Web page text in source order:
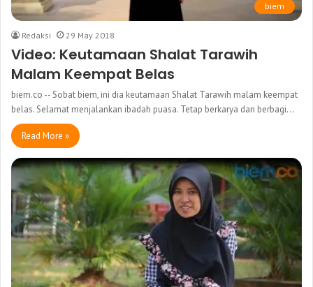
biem
Redaksi 29 May 2018
Video: Keutamaan Shalat Tarawih
Malam Keempat Belas
biem.co -- Sobat biem, ini dia keutamaan Shalat Tarawih malam keempat
belas. Selamat menjalankan ibadah puasa. Tetap berkarya dan berbagi…
Read More »